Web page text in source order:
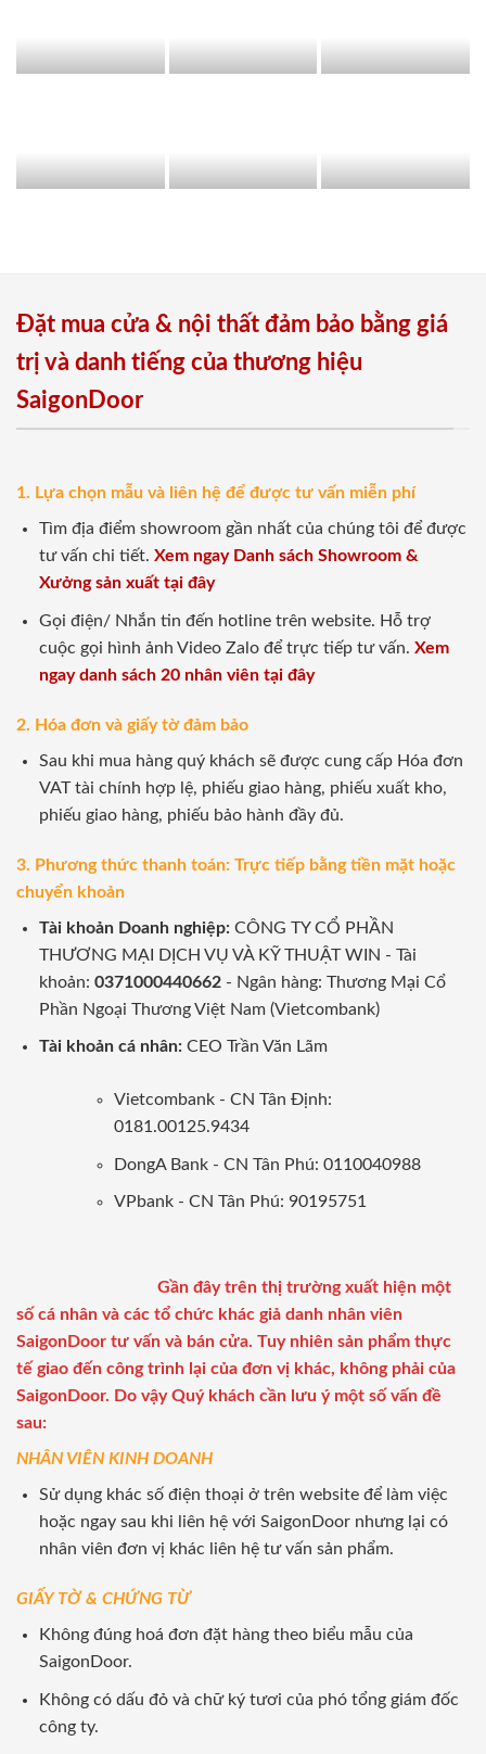
Đặt mua cửa & nội thất đảm bảo bằng giá
trị và danh tiếng của thương hiệu
SaigonDoor
1. Lựa chọn mẫu và liên hệ để được tư vấn miễn phí
Tìm địa điểm showroom gần nhất của chúng tôi để được
tư vấn chi tiết. Xem ngay Danh sách Showroom &
Xưởng sản xuất tại đây
Gọi điện/ Nhắn tin đến hotline trên website. Hỗ trợ
cuộc gọi hình ảnh Video Zalo để trực tiếp tư vấn. Xem
ngay danh sách 20 nhân viên tại đây
2. Hóa đơn và giấy tờ đảm bảo
Sau khi mua hàng quý khách sẽ được cung cấp Hóa đơn
VAT tài chính hợp lệ, phiếu giao hàng, phiếu xuất kho,
phiếu giao hàng, phiếu bảo hành đầy đủ.
3. Phương thức thanh toán: Trực tiếp bằng tiền mặt hoặc
chuyển khoản
Tài khoản Doanh nghiệp:CÔNG TY CỔ PHẦN
THƯƠNG MẠI DỊCH VỤ VÀ KỸ THUẬT WIN - Tài
khoản: 0371000440662- Ngân hàng: Thương Mại Cổ
Phần Ngoại Thương Việt Nam (Vietcombank)
Tài khoản cá nhân: CEO Trần Văn Lãm
Vietcombank - CN Tân Định:
0181.00125.9434
DongA Bank - CN Tân Phú: 0110040988
VPbank - CN Tân Phú: 90195751
Gần đây trên thị trường xuất hiện một
số cá nhân và các tổ chức khác giả danh nhân viên
SaigonDoor tư vấn và bán cửa. Tuy nhiên sản phẩm thực
tế giao đến công trình lại của đơn vị khác, không phải của
SaigonDoor. Do vậy Quý khách cần lưu ý một số vấn đề
sau:
NHÂN VIÊN KINH DOANH
Sử dụng khác số điện thoại ở trên website để làm việc
hoặc ngay sau khi liên hệ với SaigonDoor nhưng lại có
nhân viên đơn vị khác liên hệ tư vấn sản phẩm.
GIẤY TỜ & CHỨNG TỪ
Không đúng hoá đơn đặt hàng theo biểu mẫu của
SaigonDoor.
Không có dấu đỏ và chữ ký tươi của phó tổng giám đốc
công ty.